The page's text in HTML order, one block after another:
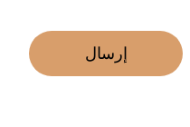
إرسال